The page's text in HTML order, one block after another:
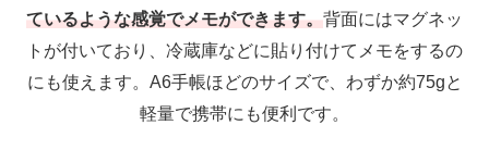
ているような感覚でメモができます。背面にはマグネッ
トが付いており、冷蔵庫などに貼り付けてメモをするの
にも使えます。A6手帳ほどのサイズで、わずか約75gと
軽量で携帯にも便利です。